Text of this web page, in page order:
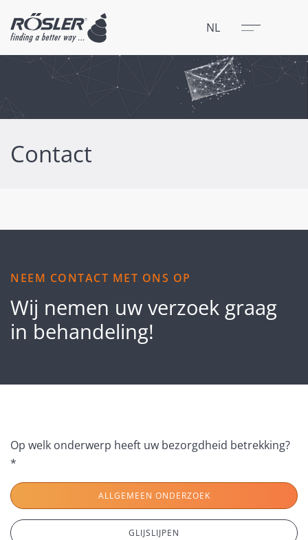
NL Menu
Sluit
Contact
NEEM CONTACT MET ONS OP
Wij nemen uw verzoek graag
in behandeling!
Op welk onderwerp heeft uw bezorgdheid betrekking?
*
ALLGEMEEN ONDERZOEK
GLIJSLIJPEN